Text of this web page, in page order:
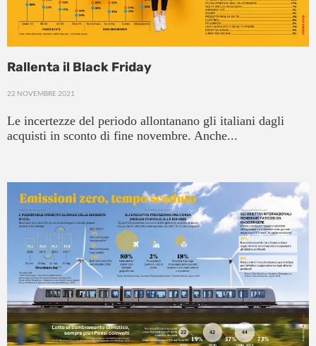
Rallenta il Black Friday
22 NOVEMBRE 2021
Le incertezze del periodo allontanano gli italiani dagli
acquisti in sconto di fine novembre. Anche...